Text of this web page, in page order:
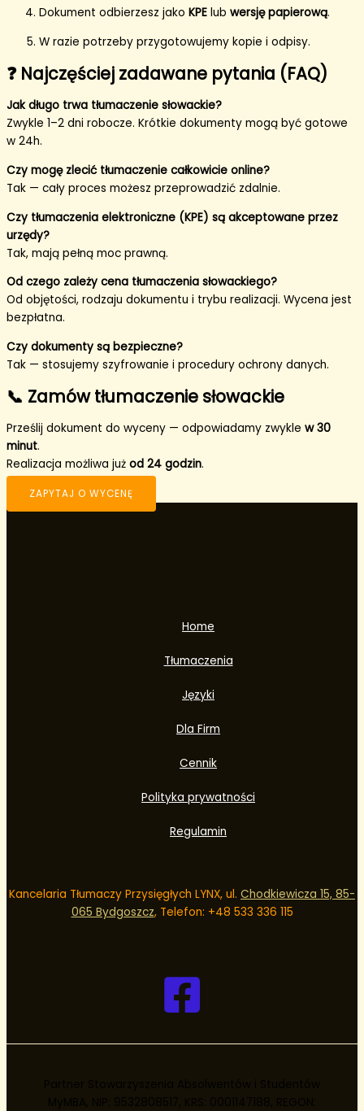
Dokument odbierzesz jako KPE lub wersję papierową.
W razie potrzeby przygotowujemy kopie i odpisy.
❓ Najczęściej zadawane pytania (FAQ)
Jak długo trwa tłumaczenie słowackie?
Zwykle 1–2 dni robocze. Krótkie dokumenty mogą być gotowe
w 24h.
Czy mogę zlecić tłumaczenie całkowicie online?
Tak — cały proces możesz przeprowadzić zdalnie.
Czy tłumaczenia elektroniczne (KPE) są akceptowane przez
urzędy?
Tak, mają pełną moc prawną.
Od czego zależy cena tłumaczenia słowackiego?
Od objętości, rodzaju dokumentu i trybu realizacji. Wycena jest
bezpłatna.
Czy dokumenty są bezpieczne?
Tak — stosujemy szyfrowanie i procedury ochrony danych.
📞 Zamów tłumaczenie słowackie
Prześlij dokument do wyceny — odpowiadamy zwykle w 30
minut.
Realizacja możliwa już od 24 godzin.
ZAPYTAJ O WYCENĘ
Home
Tłumaczenia
Języki
Dla Firm
Cennik
Polityka prywatności
Regulamin
Kancelaria Tłumaczy Przysięgłych LYNX, ul. Chodkiewicza 15, 85-
065 Bydgoszcz, Telefon: +48 533 336 115